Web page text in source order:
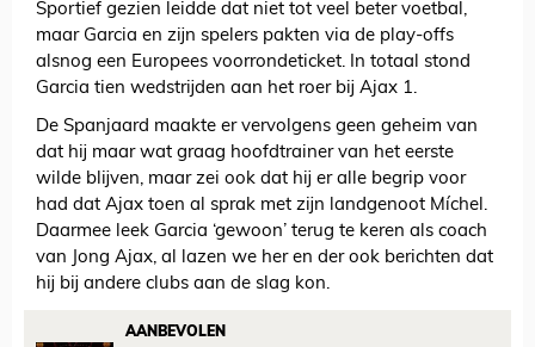
Sportief gezien leidde dat niet tot veel beter voetbal,
maar Garcia en zijn spelers pakten via de play-offs
alsnog een Europees voorrondeticket. In totaal stond
Garcia tien wedstrijden aan het roer bij Ajax 1.
De Spanjaard maakte er vervolgens geen geheim van
dat hij maar wat graag hoofdtrainer van het eerste
wilde blijven, maar zei ook dat hij er alle begrip voor
had dat Ajax toen al sprak met zijn landgenoot Míchel.
Daarmee leek Garcia ‘gewoon’ terug te keren als coach
van Jong Ajax, al lazen we her en der ook berichten dat
hij bij andere clubs aan de slag kon.
AANBEVOLEN